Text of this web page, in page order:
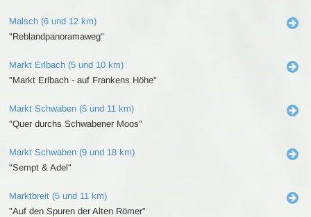
Malsch (6 und 12 km)
"Reblandpanoramaweg"
Markt Erlbach (5 und 10 km)
"Markt Erlbach - auf Frankens Höhe"
Markt Schwaben (5 und 11 km)
"Quer durchs Schwabener Moos"
Markt Schwaben (9 und 18 km)
"Sempt & Adel"
Marktbreit (5 und 11 km)
"Auf den Spuren der Alten Römer"